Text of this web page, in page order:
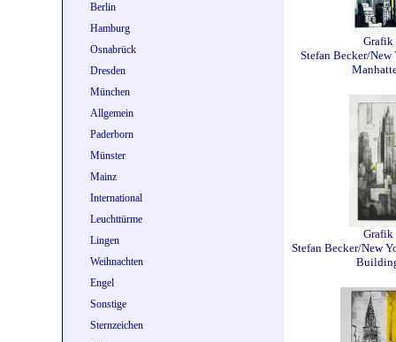
Berlin
Hamburg
Osnabrück
Dresden
München
Allgemein
Paderborn
Münster
Mainz
International
Leuchttürme
Lingen
Weihnachten
Engel
Sonstige
Sternzeichen
Grafik
Stefan Becker/New
Grafik
Stefan Becker/New